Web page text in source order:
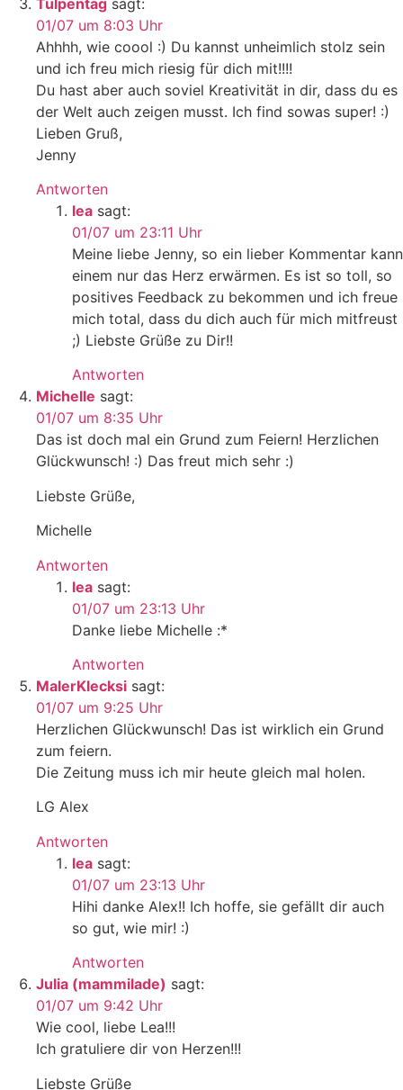
01/07 um 8:03 Uhr
Ahhhh, wie coool :) Du kannst unheimlich stolz sein
und ich freu mich riesig für dich mit!!!!
Du hast aber auch soviel Kreativität in dir, dass du es
der Welt auch zeigen musst. Ich find sowas super! :)
Lieben Gruß,
Jenny
Antworten
lea sagt:
01/07 um 23:11 Uhr
Meine liebe Jenny, so ein lieber Kommentar kann
einem nur das Herz erwärmen. Es ist so toll, so
positives Feedback zu bekommen und ich freue
mich total, dass du dich auch für mich mitfreust
;) Liebste Grüße zu Dir!!
Antworten
Michelle sagt:
01/07 um 8:35 Uhr
Das ist doch mal ein Grund zum Feiern! Herzlichen
Glückwunsch! :) Das freut mich sehr :)
Liebste Grüße,
Michelle
Antworten
lea sagt:
01/07 um 23:13 Uhr
Danke liebe Michelle :*
Antworten
MalerKlecksi sagt:
01/07 um 9:25 Uhr
Herzlichen Glückwunsch! Das ist wirklich ein Grund
zum feiern.
Die Zeitung muss ich mir heute gleich mal holen.
LG Alex
Antworten
lea sagt:
01/07 um 23:13 Uhr
Hihi danke Alex!! Ich hoffe, sie gefällt dir auch
so gut, wie mir! :)
Antworten
Julia (mammilade) sagt:
01/07 um 9:42 Uhr
Wie cool, liebe Lea!!!
Ich gratuliere dir von Herzen!!!
Liebste Grüße